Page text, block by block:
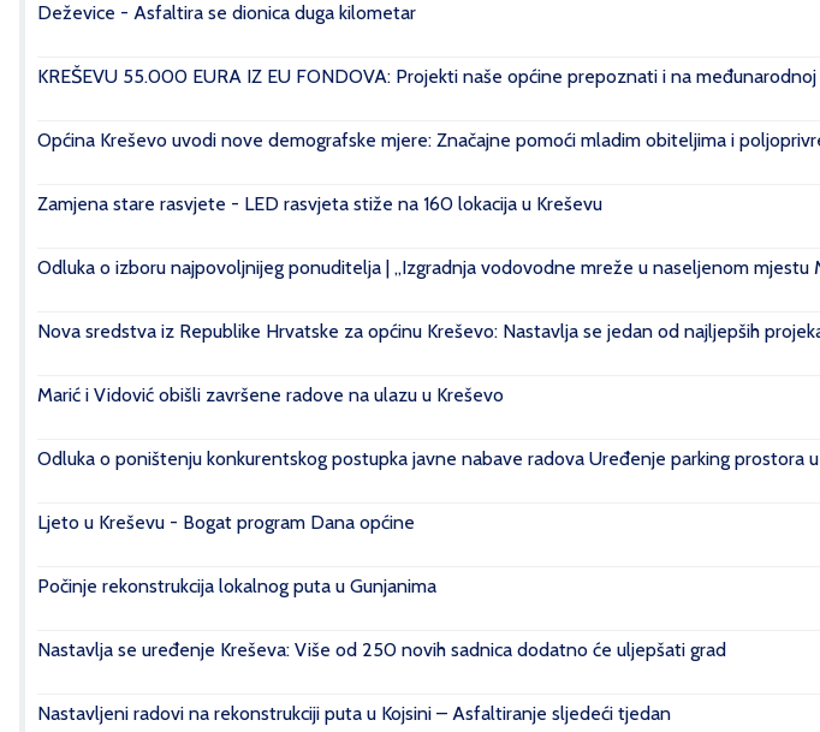
Deževice - Asfaltira se dionica duga kilometar
KREŠEVU 55.000 EURA IZ EU FONDOVA: Projekti naše općine prepoznati i na međunarodnoj
Općina Kreševo uvodi nove demografske mjere: Značajne pomoći mladim obiteljima i
Zamjena stare rasvjete - LED rasvjeta stiže na 160 lokacija u Kreševu
Odluka o izboru najpovoljnijeg ponuditelja | „Izgradnja vodovodne mreže u naseljenom mjestu
Nova sredstva iz Republike Hrvatske za općinu Kreševo: Nastavlja se jedan od najljepših
Marić i Vidović obišli završene radove na ulazu u Kreševo
Odluka o poništenju konkurentskog postupka javne nabave radova Uređenje parking prostora
Ljeto u Kreševu - Bogat program Dana općine
Počinje rekonstrukcija lokalnog puta u Gunjanima
Nastavlja se uređenje Kreševa: Više od 250 novih sadnica dodatno će uljepšati grad
Nastavljeni radovi na rekonstrukciji puta u Kojsini – Asfaltiranje sljedeći tjedan